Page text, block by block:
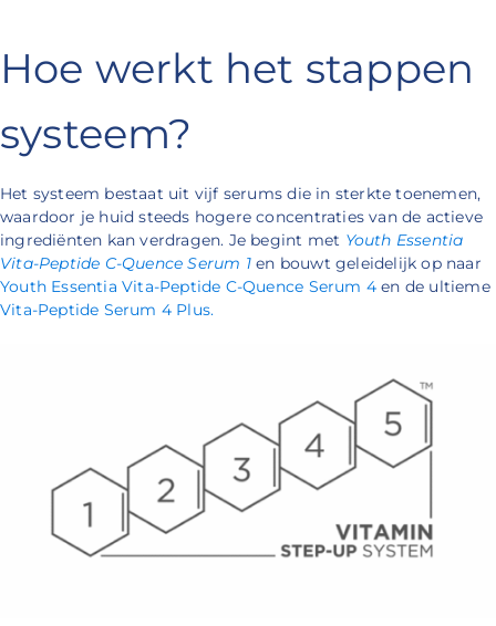
Hoe werkt het stappen
systeem?
Het systeem bestaat uit vijf serums die in sterkte toenemen,
waardoor je huid steeds hogere concentraties van de actieve
ingrediënten kan verdragen. Je begint met Youth Essentia
Vita-Peptide C-Quence Serum 1en bouwt geleidelijk op naar
Youth Essentia Vita-Peptide C-Quence Serum 4en de ultieme
Vita-Peptide Serum 4 Plus.